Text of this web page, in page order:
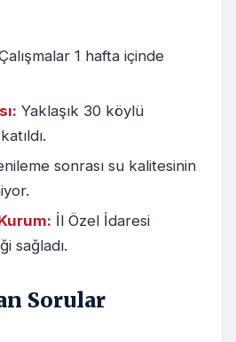
1 hafta içinde
Yaklaşık 30 köylü
sonrası su kalitesinin
İl Özel İdaresi
sağladı.
Sorular